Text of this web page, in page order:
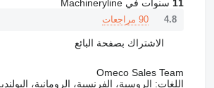
11 سنوات في Machineryline
4.8 90 مراجعات
الاشتراك بصفحة البائع
Omeco Sales Team
اللغات: الروسية، الفرنسية، الرومانية،